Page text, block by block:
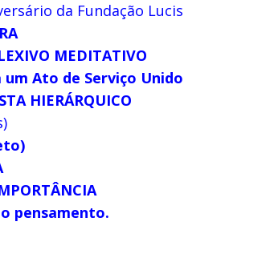
da Fundação Lucis
MEDITATIVO
um Ato de Serviço Unido
HIERÁRQUICO
o pensamento.